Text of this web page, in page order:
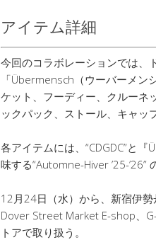
アイテム詳細
今回のコラボレーションでは、
「Übermensch（ウーバーメン
ケット、フーディー、クルーネ
ックパック、ストール、キャッ
各アイテムには、“CDGDC”と
味する“Automne-Hiver ’25-’26”
12月24日（水）から、新宿伊勢
Dover Street Market E-shop、
トアで取り扱う。